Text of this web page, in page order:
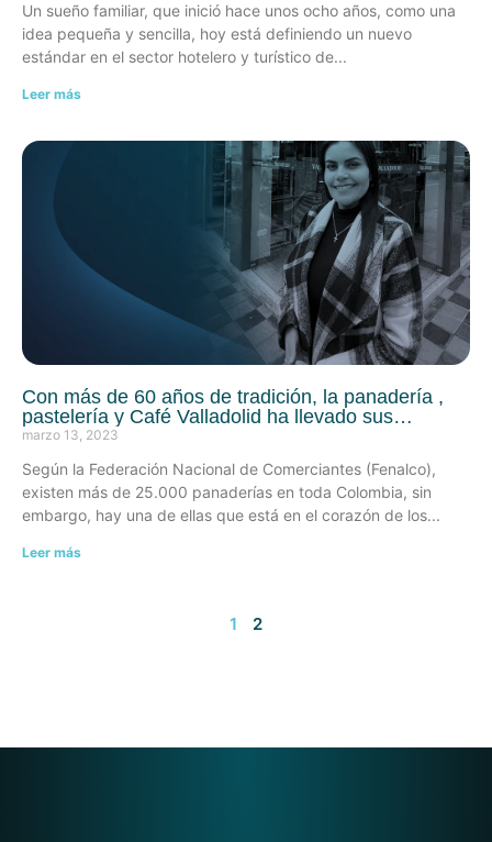
Un sueño familiar, que inició hace unos ocho años, como una
idea pequeña y sencilla, hoy está definiendo un nuevo
estándar en el sector hotelero y turístico de
Leer más
Con más de 60 años de tradición, la panadería ,
pastelería y Café Valladolid ha llevado sus
productos a cientos de hogares nariñenses
marzo 13, 2023
Según la Federación Nacional de Comerciantes (Fenalco),
existen más de 25.000 panaderías en toda Colombia, sin
embargo, hay una de ellas que está en el corazón de los
Leer más
1 2